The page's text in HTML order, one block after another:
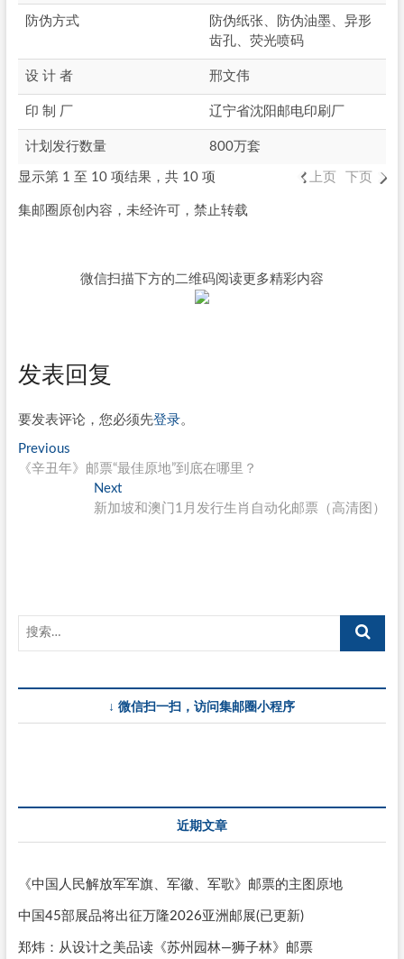
防伪方式
防伪纸张、防伪油墨、异形
齿孔、荧光喷码
设 计 者 邢文伟
印 制 厂 辽宁省沈阳邮电印刷厂
计划发行数量 800万套
显示第 1 至 10 项结果，共 10 项 上页 下页
集邮圈原创内容，未经许可，禁止转载
微信扫描下方的二维码阅读更多精彩内容
发表回复
要发表评论，您必须先登录。
文
章
PreviousPrevious
post:
《辛丑年》邮票“最佳原地”到底在哪里？
NextNext
post:
新加坡和澳门1月发行生肖自动化邮票（高清图）
↓ 微信扫一扫，访问集邮圈小程序
近期文章
《中国人民解放军军旗、军徽、军歌》邮票的主图原地
中国45部展品将出征万隆2026亚洲邮展(已更新)
郑炜：从设计之美品读《苏州园林—狮子林》邮票